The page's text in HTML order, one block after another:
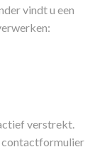
vindt u een
verstrekt.
contactformulier